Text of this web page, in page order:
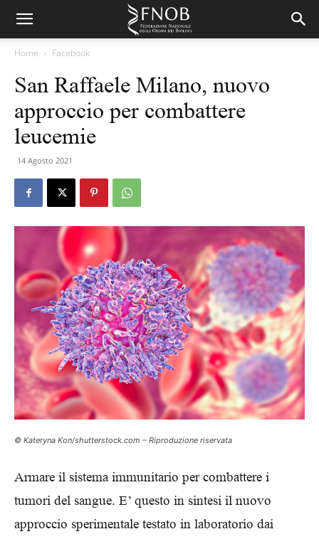
Home Facebook
San Raffaele Milano, nuovo
approccio per combattere
leucemie
14 Agosto 2021
© Kateryna Kon/shutterstock.com – Riproduzione riservata
Armare il sistema immunitario per combattere i
tumori del sangue. E’ questo in sintesi il nuovo
approccio sperimentale testato in laboratorio dai